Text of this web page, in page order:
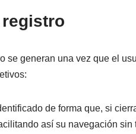
se generan una vez que el
de forma que, si
así su navegación